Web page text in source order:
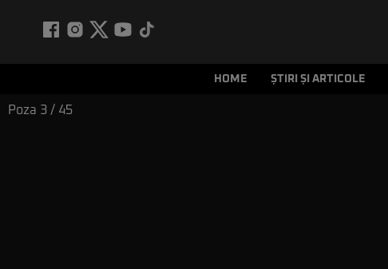
HOME ȘTIRI ȘI ARTICOLE
Poza 3 / 45